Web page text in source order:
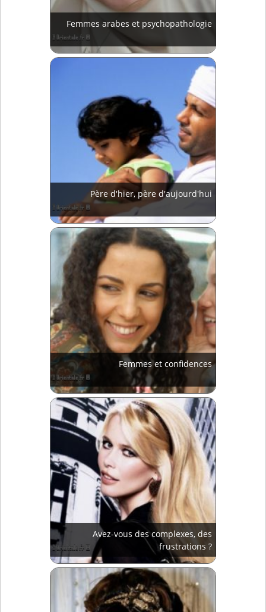
Femmes arabes et psychopathologie
Père d'hier, père d'aujourd'hui
Femmes et confidences
Avez-vous des complexes, des
frustrations ?